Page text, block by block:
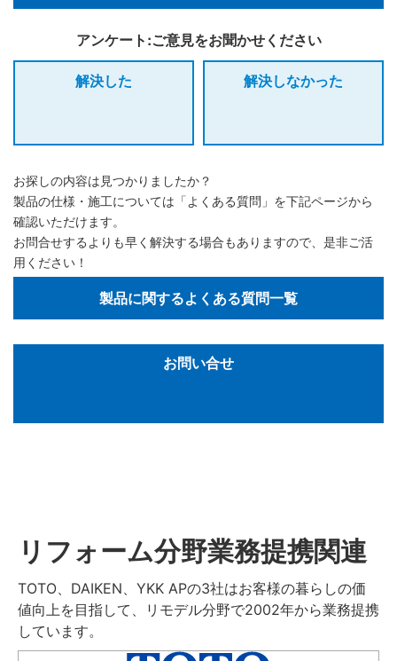
アンケート:ご意見をお聞かせください
解決した
解決しなかった
お探しの内容は見つかりましたか？
製品の仕様・施工については「よくある質問」を下記ページから
確認いただけます。
お問合せするよりも早く解決する場合もありますので、是非ご活
用ください！
製品に関するよくある質問一覧
お問い合せ
リフォーム分野業務提携関連
TOTO、DAIKEN、YKK APの3社はお客様の暮らしの価
値向上を目指して、リモデル分野で2002年から業務提携
しています。